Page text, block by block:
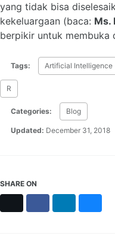
yang tidak bisa
kekeluargaan (baca: Ms.
berpikir untuk membuka
Tags: Artificial Intelligence
R
Categories: Blog
Updated: December 31, 2018
SHARE ON